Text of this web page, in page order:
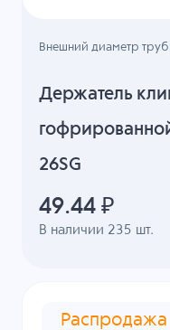
Держатель
26SG
В наличии 235 шт.
Внешний диаметр
49.44 ₽
Распродажа